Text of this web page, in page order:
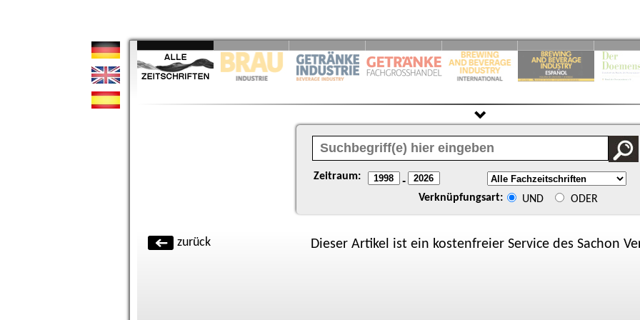
Zeitraum: -
Verknüpfungsart: UND ODER
zurück Dieser Artikel ist ein kostenfreier Service des Sachon